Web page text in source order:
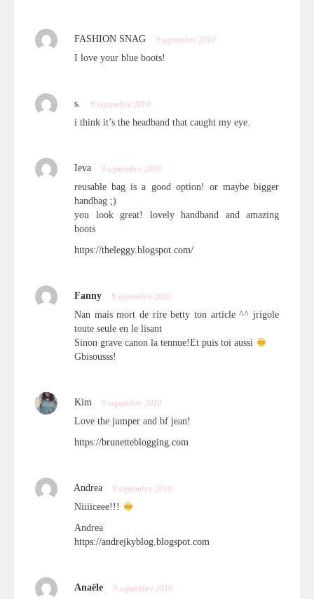
FASHION SNAG 9 septembre 2010
I love your blue boots!
s. 9 septembre 2010
i think it’s the headband that caught my eye.
Ieva 9 septembre 2010
reusable bag is a good option! or maybe bigger
handbag ;)
you look great! lovely handband and amazing
boots
https://theleggy.blogspot.com/
Fanny 9 septembre 2010
Nan mais mort de rire betty ton article ^^ jrigole
toute seule en le lisant
Sinon grave canon la tennue!Et puis toi aussi
Gbisousss!
Kim 9 septembre 2010
Love the jumper and bf jean!
https://brunetteblogging.com
Andrea 9 septembre 2010
Niiiiceee!!!
Andrea
https://andrejkyblog.blogspot.com
Anaële 9 septembre 2010